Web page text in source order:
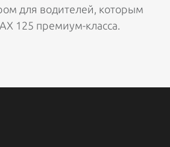
для водителей, которым
125 премиум-класса.